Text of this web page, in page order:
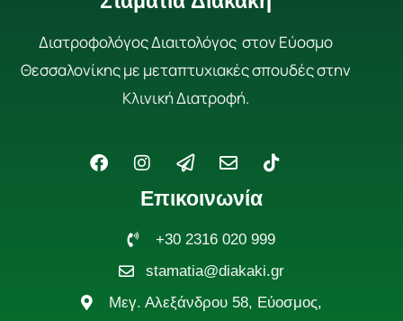
Διατροφολόγος Διαιτολόγος στον Εύοσμο
Θεσσαλονίκης με μεταπτυχιακές σπουδές στην
Κλινική Διατροφή.
F
a
I
n
s
t
a
m
P
a
p
e
-
p
l
a
n
E
n
v
e
o
p
e
T
i
k
Επικοινωνία
+30 2316 020 999
stamatia@diakaki.gr
Μεγ. Αλεξάνδρου 58, Εύοσμος,